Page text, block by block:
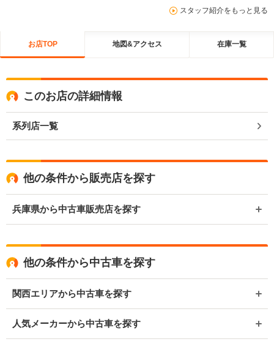
スタッフ紹介をもっと見る
お店TOP 地図&アクセス 在庫一覧
このお店の詳細情報
系列店一覧
他の条件から販売店を探す
兵庫県から中古車販売店を探す
他の条件から中古車を探す
関西エリアから中古車を探す
人気メーカーから中古車を探す